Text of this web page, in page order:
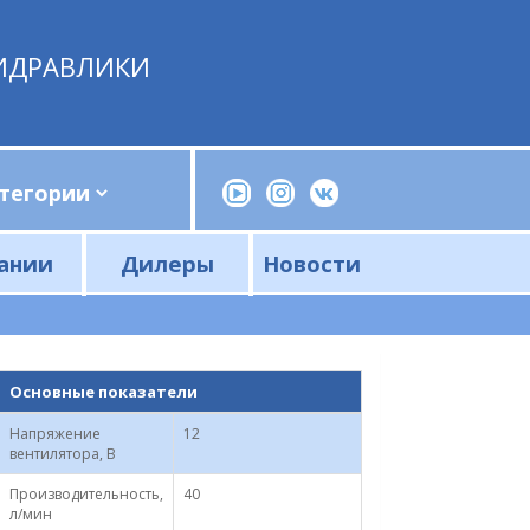
Дилеры Новости
Основные показатели
Напряжение
вентилятора, В
12
Производительность,
л/мин
40